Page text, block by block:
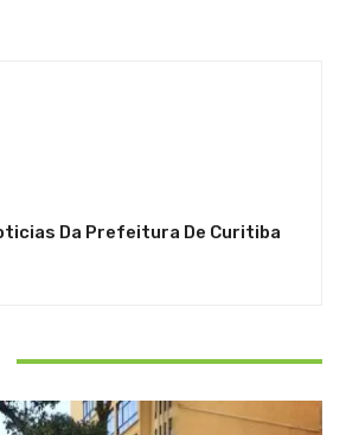
Da Prefeitura De Curitiba